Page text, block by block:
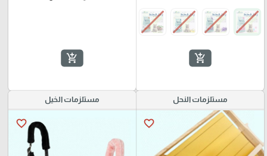
add_shopping_cart
add_shopping_cart
مستلزمات النحل
favorite_border
مستلزمات الخيل
favorite_border